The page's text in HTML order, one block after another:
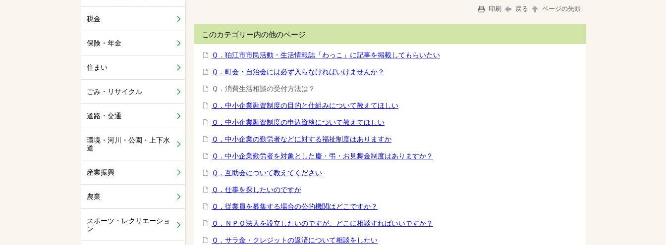
税金
保険・年金
住まい
ごみ・リサイクル
道路・交通
環境・河川・公園・上下水
道
産業振興
農業
スポーツ・レクリエーショ
ン
印刷 戻る ページの先頭
このカテゴリー内の他のページ
Ｑ．狛江市市民活動・生活情報誌「わっこ」に記事を掲載してもらいたい
Ｑ．町会・自治会には必ず入らなければいけませんか？
Ｑ．消費生活相談の受付方法は？
Ｑ．中小企業融資制度の目的と仕組みについて教えてほしい
Ｑ．中小企業融資制度の申込資格について教えてほしい
Ｑ．中小企業の勤労者などに対する福祉制度はありますか
Ｑ．中小企業勤労者を対象とした慶・弔・お見舞金制度はありますか？
Ｑ．互助会について教えてください
Ｑ．仕事を探したいのですが
Ｑ．従業員を募集する場合の公的機関はどこですか？
Ｑ．ＮＰＯ法人を設立したいのですが、どこに相談すればいいですか？
Ｑ．サラ金・クレジットの返済について相談をしたい